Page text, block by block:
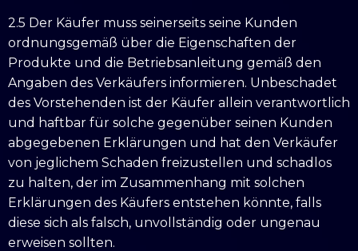
2.5 Der Käufer muss seinerseits seine Kunden
ordnungsgemäß über die Eigenschaften der
Produkte und die Betriebsanleitung gemäß den
Angaben des Verkäufers informieren. Unbeschadet
des Vorstehenden ist der Käufer allein verantwortlich
und haftbar für solche gegenüber seinen Kunden
abgegebenen Erklärungen und hat den Verkäufer
von jeglichem Schaden freizustellen und schadlos
zu halten, der im Zusammenhang mit solchen
Erklärungen des Käufers entstehen könnte, falls
diese sich als falsch, unvollständig oder ungenau
erweisen sollten.